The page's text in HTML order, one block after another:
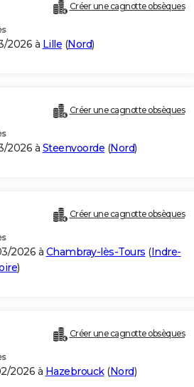
Créer une cagnotte obsèques
2026 à Lille (Nord)
Créer une cagnotte obsèques
2026 à Steenvoorde (Nord)
Créer une cagnotte obsèques
2026 à Chambray-lès-Tours (Indre-
)
Créer une cagnotte obsèques
2026 à Hazebrouck(Nord)